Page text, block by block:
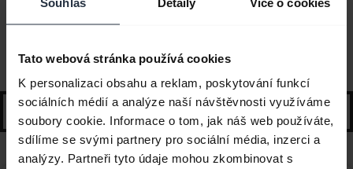
Tato webová stránka používá cookies
K personalizaci obsahu a reklam, poskytování funkcí
sociálních médií a analýze naší návštěvnosti využíváme
soubory cookie. Informace o tom, jak náš web používáte,
sdílíme se svými partnery pro sociální média, inzerci a
analýzy. Partneři tyto údaje mohou zkombinovat s
Vybrané pokyny a tipy, jak začít
search